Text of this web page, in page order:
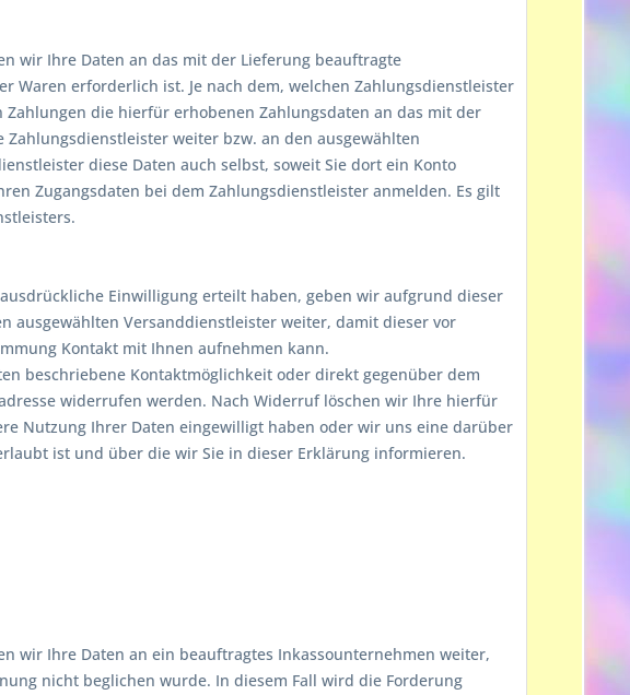
wir Ihre Daten an das mit der Lieferung beauftragte
Waren erforderlich ist. Je nach dem, welchen Zahlungsdienstleister
die hierfür erhobenen Zahlungsdaten an das mit der
weiter bzw. an den ausgewählten
diese Daten auch selbst, soweit Sie dort ein Konto
Zugangsdaten bei dem Zahlungsdienstleister anmelden. Es gilt
Einwilligung erteilt haben, geben wir aufgrund dieser
ausgewählten Versanddienstleister weiter, damit dieser vor
Kontakt mit Ihnen aufnehmen kann.
beschriebene Kontaktmöglichkeit oder direkt gegenüber dem
widerrufen werden. Nach Widerruf löschen wir Ihre hierfür
Nutzung Ihrer Daten eingewilligt haben oder wir uns eine darüber
ist und über die wir Sie in dieser Erklärung informieren.
wir Ihre Daten an ein beauftragtes Inkassounternehmen weiter,
nicht beglichen wurde. In diesem Fall wird die Forderung